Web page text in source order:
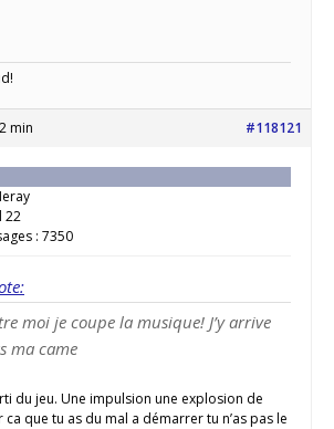
min #118121
22
: 7350
moi je coupe la musique! J’y arrive
ma came
du jeu. Une impulsion une explosion de
ca que tu as du mal a démarrer tu n’as pas le